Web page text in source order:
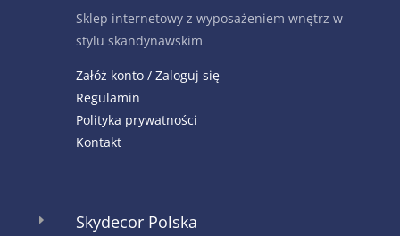
Sklep internetowy z wyposażeniem wnętrz w
stylu skandynawskim
Załóż konto / Zaloguj się
Regulamin
Polityka prywatności
Kontakt
E Skydecor Polska